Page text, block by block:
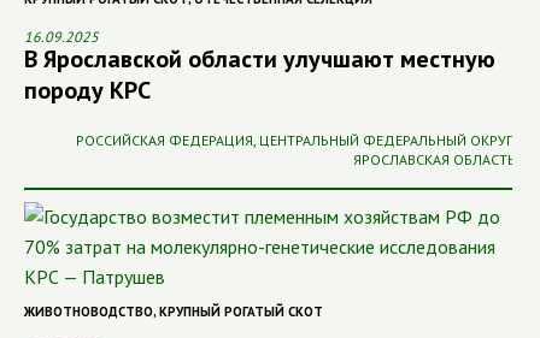
16.09.2025
В Ярославской области улучшают местную
породу КРС
РОССИЙСКАЯ ФЕДЕРАЦИЯ ЦЕНТРАЛЬНЫЙ ФЕДЕРАЛЬНЫЙ ОКРУГ
ЯРОСЛАВСКАЯ ОБЛАСТЬ
ЖИВОТНОВОДСТВО, КРУПНЫЙ РОГАТЫЙ СКОТ